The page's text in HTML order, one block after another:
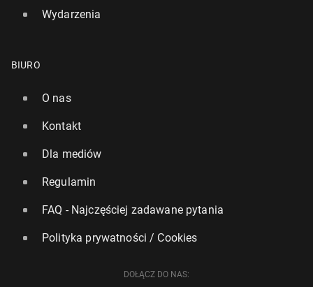
Nowe ostrze­że­nie do­ty­czą­ce prze­wo­że­nia baterii w
Wydarzenia
BIURO
O nas
Kontakt
Dla mediów
Regulamin
FAQ - Najczęściej zadawane pytania
Polityka prywatności / Cookies
DOŁĄCZ DO NAS: